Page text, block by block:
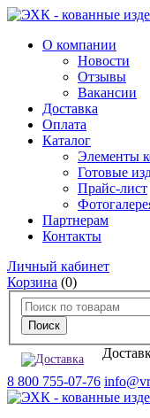
О компании
Новости
Отзывы
Вакансии
Доставка
Оплата
Каталог
Элементы
Готовые
Прайс-лист
Партнерам
Контакты
Личный кабинет
Корзина (0)
8 800 755-07-76